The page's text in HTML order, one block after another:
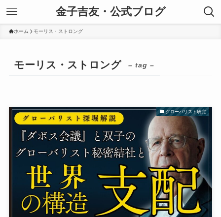
金子吉友・公式ブログ
ホーム モーリス・ストロング
モーリス・ストロング – tag –
グローバリスト研究